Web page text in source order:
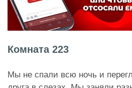
Комната 223
Мы не спали всю ночь и